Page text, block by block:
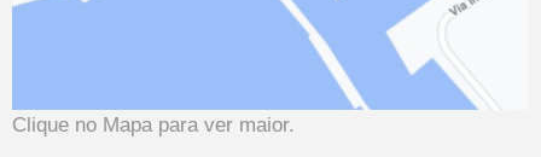
Clique no Mapa para ver maior.